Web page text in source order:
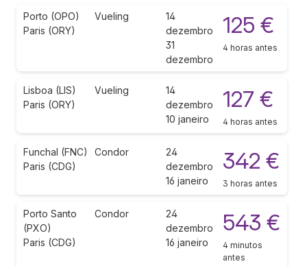
Porto (OPO)
Paris (ORY)
Vueling
14
dezembro
31
dezembro
125 €
4 horas antes
Lisboa (LIS)
Paris (ORY)
Vueling
14
dezembro
10 janeiro
127 €
4 horas antes
Funchal (FNC)
Paris (CDG)
Condor
24
dezembro
16 janeiro
342 €
3 horas antes
Porto Santo
(PXO)
Paris (CDG)
Condor
24
dezembro
16 janeiro
543 €
4 minutos
antes